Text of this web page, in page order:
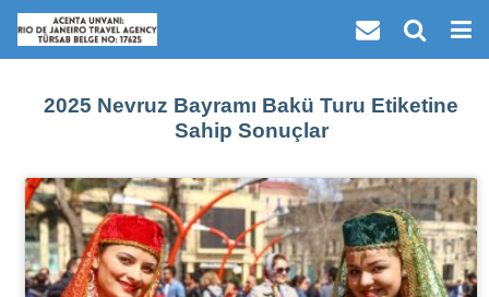
2025 Nevruz Bayramı Bakü Turu Etiketine
Sahip Sonuçlar